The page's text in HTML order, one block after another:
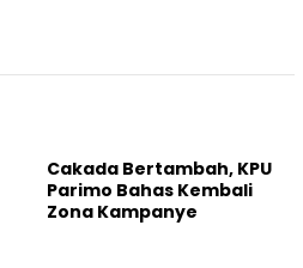
Cakada Bertambah, KPU
Parimo Bahas Kembali
Zona Kampanye